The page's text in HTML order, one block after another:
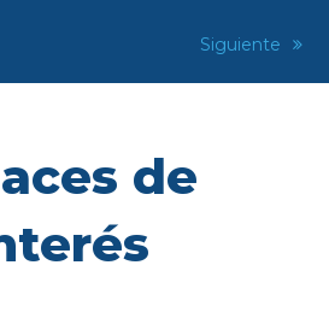
next
Siguiente
de